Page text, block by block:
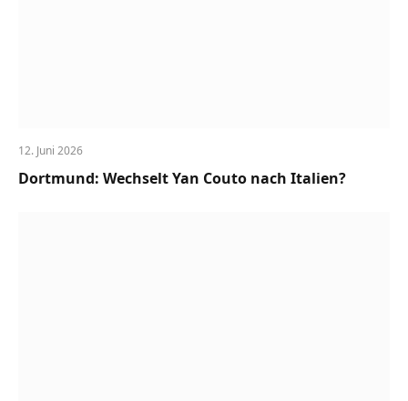
12. Juni 2026
Dortmund: Wechselt Yan Couto nach Italien?